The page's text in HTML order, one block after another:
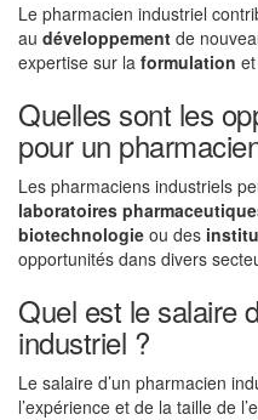
Le pharmacien industriel
au développement de
expertise sur la formulation et
Quelles sont les
pour un
Les pharmaciens industriels
laboratoires
biotechnologie ou des
opportunités dans divers
Quel est le salaire
industriel ?
Le salaire d’un pharmacien
l’expérience et de la taille de